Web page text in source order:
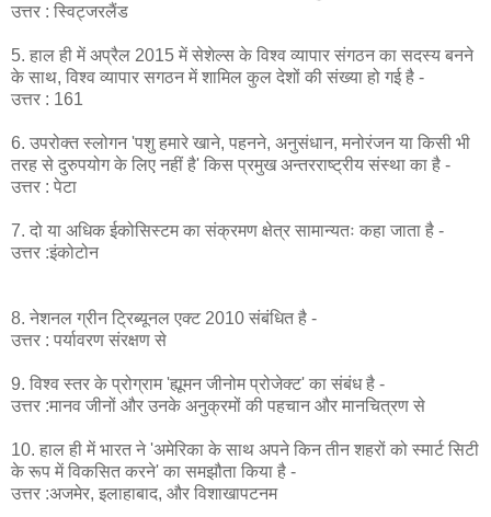
उत्तर : स्विट्जरलैंड
5. हाल ही में अप्रैल 2015 में सेशेल्स के विश्व व्यापार संगठन का सदस्य बनने
के साथ, विश्व व्यापार सगठन में शामिल कुल देशों की संख्या हो गई है -
उत्तर : 161
6. उपरोक्त स्लोगन 'पशु हमारे खाने, पहनने, अनुसंधान, मनोरंजन या किसी भी
तरह से दुरुपयोग के लिए नहीं है' किस प्रमुख अन्तरराष्ट्रीय संस्था का है -
उत्तर : पेटा
7. दो या अधिक ईकोसिस्टम का संक्रमण क्षेत्र सामान्यतः कहा जाता है -
उत्तर :इंकोटोन
8. नेशनल ग्रीन ट्रिब्यूनल एक्ट 2010 संबंधित है -
उत्तर : पर्यावरण संरक्षण से
9. विश्व स्तर के प्रोग्राम 'ह्यूमन जीनोम प्रोजेक्ट' का संबंध है -
उत्तर :मानव जीनों और उनके अनुक्रमों की पहचान और मानचित्रण से
10. हाल ही में भारत ने 'अमेरिका के साथ अपने किन तीन शहरों को स्मार्ट सिटी
के रूप में विकसित करने' का समझौता किया है -
उत्तर :अजमेर, इलाहाबाद, और विशाखापटनम